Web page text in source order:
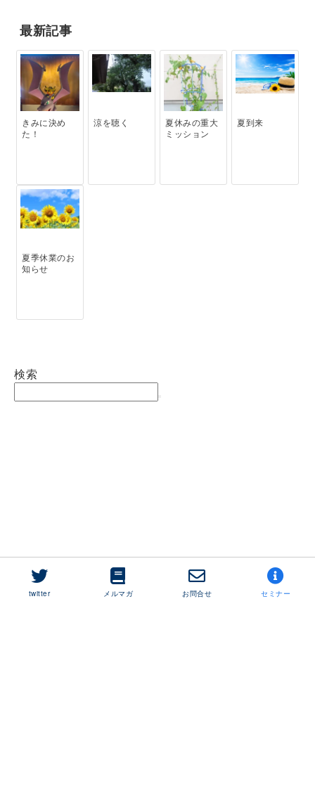
最新記事
きみに決め
た！
涼を聴く
夏休みの重大
ミッション
夏到来
夏季休業のお
知らせ
検索
twitter メルマガ お問合せ セミナー